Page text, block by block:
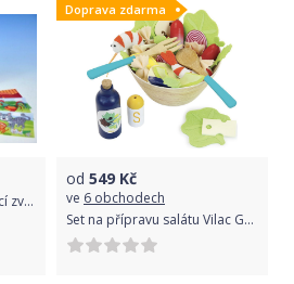
Dino Kostky kubus Domácí zvířátka dřevo 12ks v krabičce 22x17x4cm
Doprava zdarma
od 549 Kč
ve 6 obchodech
Set na přípravu salátu Vilac Grande